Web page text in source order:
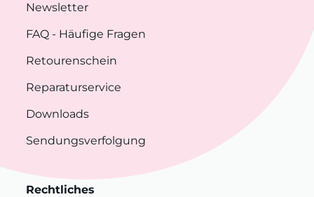
Newsletter
FAQ - Häufige Fragen
Retourenschein
Reparaturservice
Downloads
Sendungsverfolgung
Rechtliches